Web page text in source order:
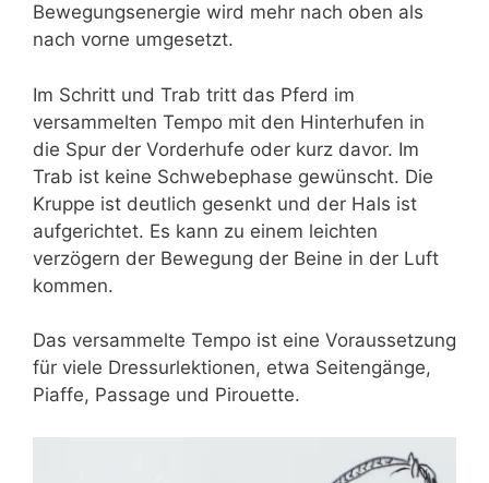
Bewegungsenergie wird mehr nach oben als
nach vorne umgesetzt.
Im Schritt und Trab tritt das Pferd im
versammelten Tempo mit den Hinterhufen in
die Spur der Vorderhufe oder kurz davor. Im
Trab ist keine Schwebephase gewünscht. Die
Kruppe ist deutlich gesenkt und der Hals ist
aufgerichtet. Es kann zu einem leichten
verzögern der Bewegung der Beine in der Luft
kommen.
Das versammelte Tempo ist eine Voraussetzung
für viele Dressurlektionen, etwa Seitengänge,
Piaffe, Passage und Pirouette.